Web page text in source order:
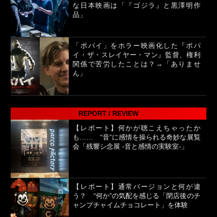
な日本映画は「『ゴジラ』と黒澤明作
品」
「ポパイ」をホラー映画化した『ポパ
イ・ザ・スレイヤー・マン』監督、権利
関係で苦労したことは？→「ありませ
ん」
REPORT / REVIEW
【レポート】何かが聴こえちゃったか
も…… “音”に感情を操られる奇妙な展覧
会「残響シ念展 -⾳と感情の実験室-」
【レポート】通常バージョンと何が違
う？ “何か”の気配を感じる「閉店後のチ
ャンプチャイムチョコレート」を体験